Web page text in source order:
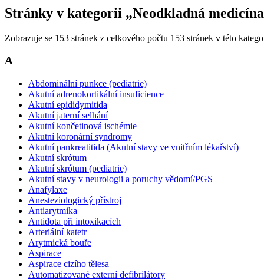
Stránky v kategorii „Neodkladná
Zobrazuje se 153 stránek z celkového počtu 153 stránek v této
A
Abdominální punkce (pediatrie)
Akutní adrenokortikální insuficience
Akutní epididymitida
Akutní jaterní selhání
Akutní končetinová ischémie
Akutní koronární syndromy
Akutní pankreatitida (Akutní stavy ve vnitřním lékařství)
Akutní skrótum
Akutní skrótum (pediatrie)
Akutní stavy v neurologii a poruchy vědomí/PGS
Anafylaxe
Anesteziologický přístroj
Antiarytmika
Antidota při intoxikacích
Arteriální katetr
Arytmická bouře
Aspirace
Aspirace cizího tělesa
Automatizované externí defibrilátory